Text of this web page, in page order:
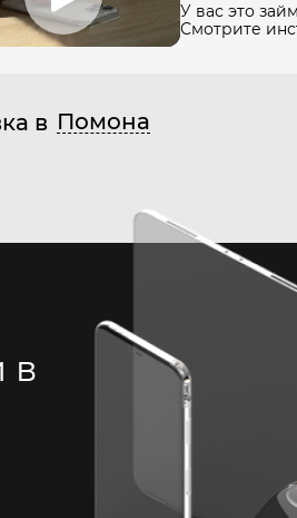
У вас это
Смотрите
в Помона
в